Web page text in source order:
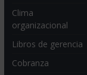
Clima
organizacional
Libros de gerencia
Cobranza